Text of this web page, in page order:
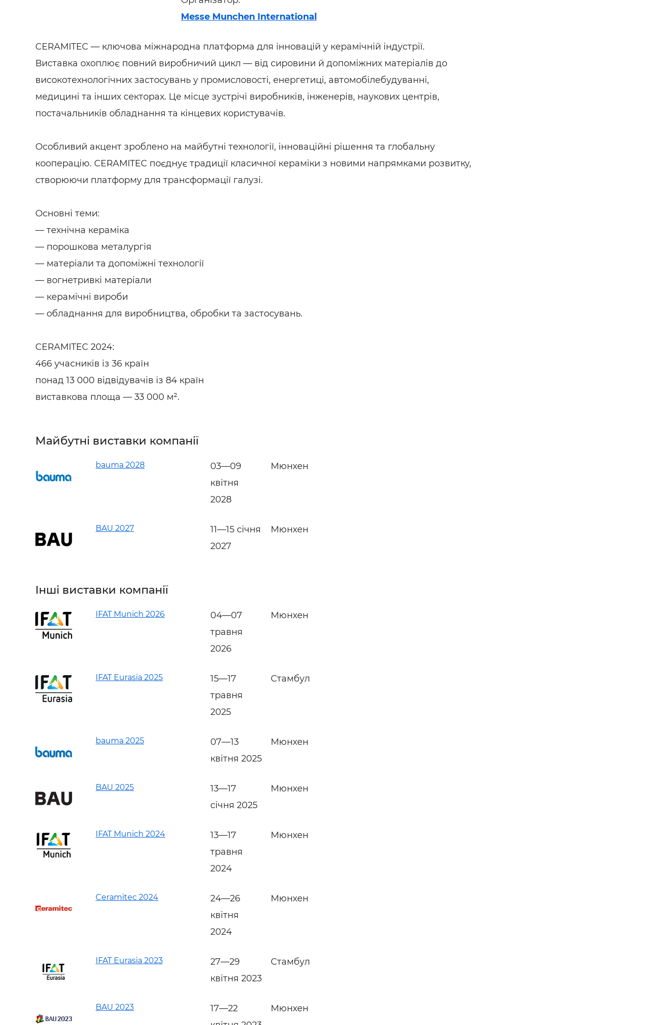
Messe Munchen International
CERAMITEC — ключова міжнародна платформа для інновацій у керамічній індустрії.
Виставка охоплює повний виробничий цикл — від сировини й допоміжних матеріалів до
високотехнологічних застосувань у промисловості, енергетиці, автомобілебудуванні,
медицині та інших секторах. Це місце зустрічі виробників, інженерів, наукових центрів,
постачальників обладнання та кінцевих користувачів.
Особливий акцент зроблено на майбутні технології, інноваційні рішення та глобальну
кооперацію. CERAMITEC поєднує традиції класичної кераміки з новими напрямками розвитку,
створюючи платформу для трансформації галузі.
Основні теми:
— технічна кераміка
— порошкова металургія
— матеріали та допоміжні технології
— вогнетривкі матеріали
— керамічні вироби
— обладнання для виробництва, обробки та застосувань.
CERAMITEC 2024:
466 учасників із 36 країн
понад 13 000 відвідувачів із 84 країн
виставкова площа — 33 000 м².
Майбутні виставки компанії
bauma 2028
03—09
квітня
2028
Мюнхен
BAU 2027
11—15 січня
2027
Мюнхен
Інші виставки компанії
IFAT Munich 2026
04—07
травня
2026
Мюнхен
IFAT Eurasia 2025
15—17
травня
2025
Стамбул
bauma 2025
07—13
квітня 2025
Мюнхен
BAU 2025
13—17
січня 2025
Мюнхен
IFAT Munich 2024
13—17
травня
2024
Мюнхен
Ceramitec 2024
24—26
квітня
2024
Мюнхен
IFAT Eurasia 2023
27—29
квітня 2023
Стамбул
BAU 2023
17—22
Мюнхен